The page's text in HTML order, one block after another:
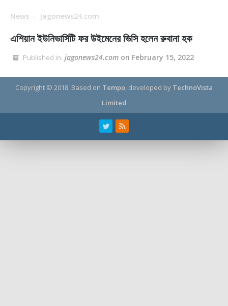
News Jagonews24.com
এশিয়ান ইউনিভার্সিটি ফর উইমেনের ভিসি হলেন রুবানা হক
Published in: jagonews24.com on February 15, 2022
Copyright © 2018. Based on Tempo, developed by TechnoVista
Limited